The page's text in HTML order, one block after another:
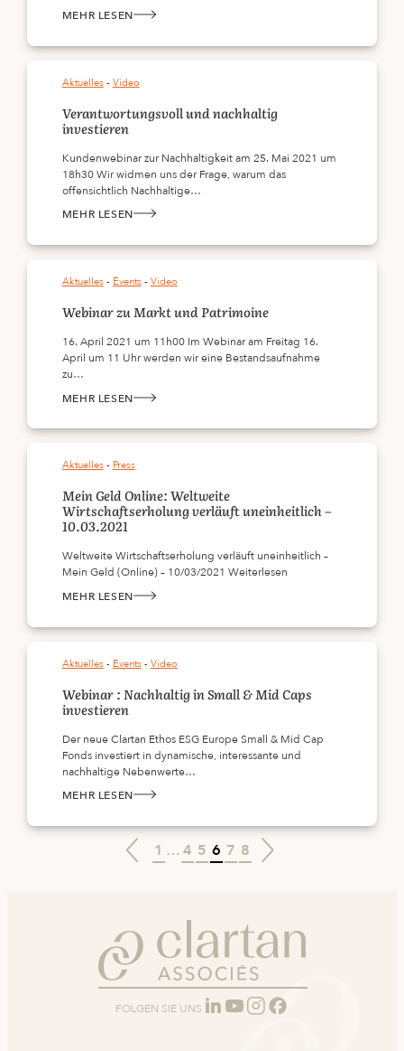
MEHR LESEN
:
ZUM
Aktuelles - Video
Verantwortungsvoll und nachhaltig
investieren
Kundenwebinar zur Nachhaltigkeit am 25. Mai 2021 um
18h30 Wir widmen uns der Frage, warum das
offensichtlich Nachhaltige…
MEHR LESEN
:
NACHHALTIG
Aktuelles - Events - Video
Webinar zu Markt und Patrimoine
16. April 2021 um 11h00 Im Webinar am Freitag 16.
April um 11 Uhr werden wir eine Bestandsaufnahme
zu…
MEHR LESEN
:
MARKT
PATRIMOINE
Aktuelles - Press
Mein Geld Online: Weltweite
Wirtschaftserholung verläuft uneinheitlich –
10.03.2021
Weltweite Wirtschaftserholung verläuft uneinheitlich –
Mein Geld (Online) – 10/03/2021 Weiterlesen
MEHR LESEN
:
ONLINE:
VERLÄUFT
–
10.03.2021
Aktuelles - Events - Video
Webinar : Nachhaltig in Small & Mid Caps
investieren
Der neue Clartan Ethos ESG Europe Small & Mid Cap
Fonds investiert in dynamische, interessante und
nachhaltige Nebenwerte…
MEHR LESEN
:
NACHHALTIG
← 1 …4 5 6 7 8 →
FOLGEN SIE UNS